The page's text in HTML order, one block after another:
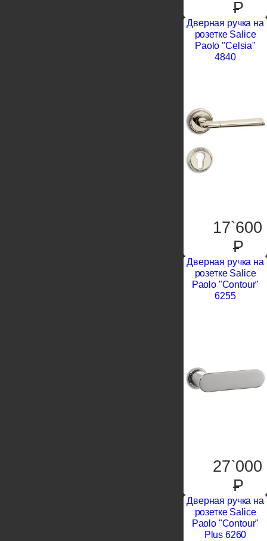
P
Дверная ручка на
розетке Salice
Paolo "Celsia"
4840
17`600
P
Дверная ручка на
розетке Salice
Paolo "Contour"
6255
27`000
P
Дверная ручка на
розетке Salice
Paolo "Contour"
Plus 6260